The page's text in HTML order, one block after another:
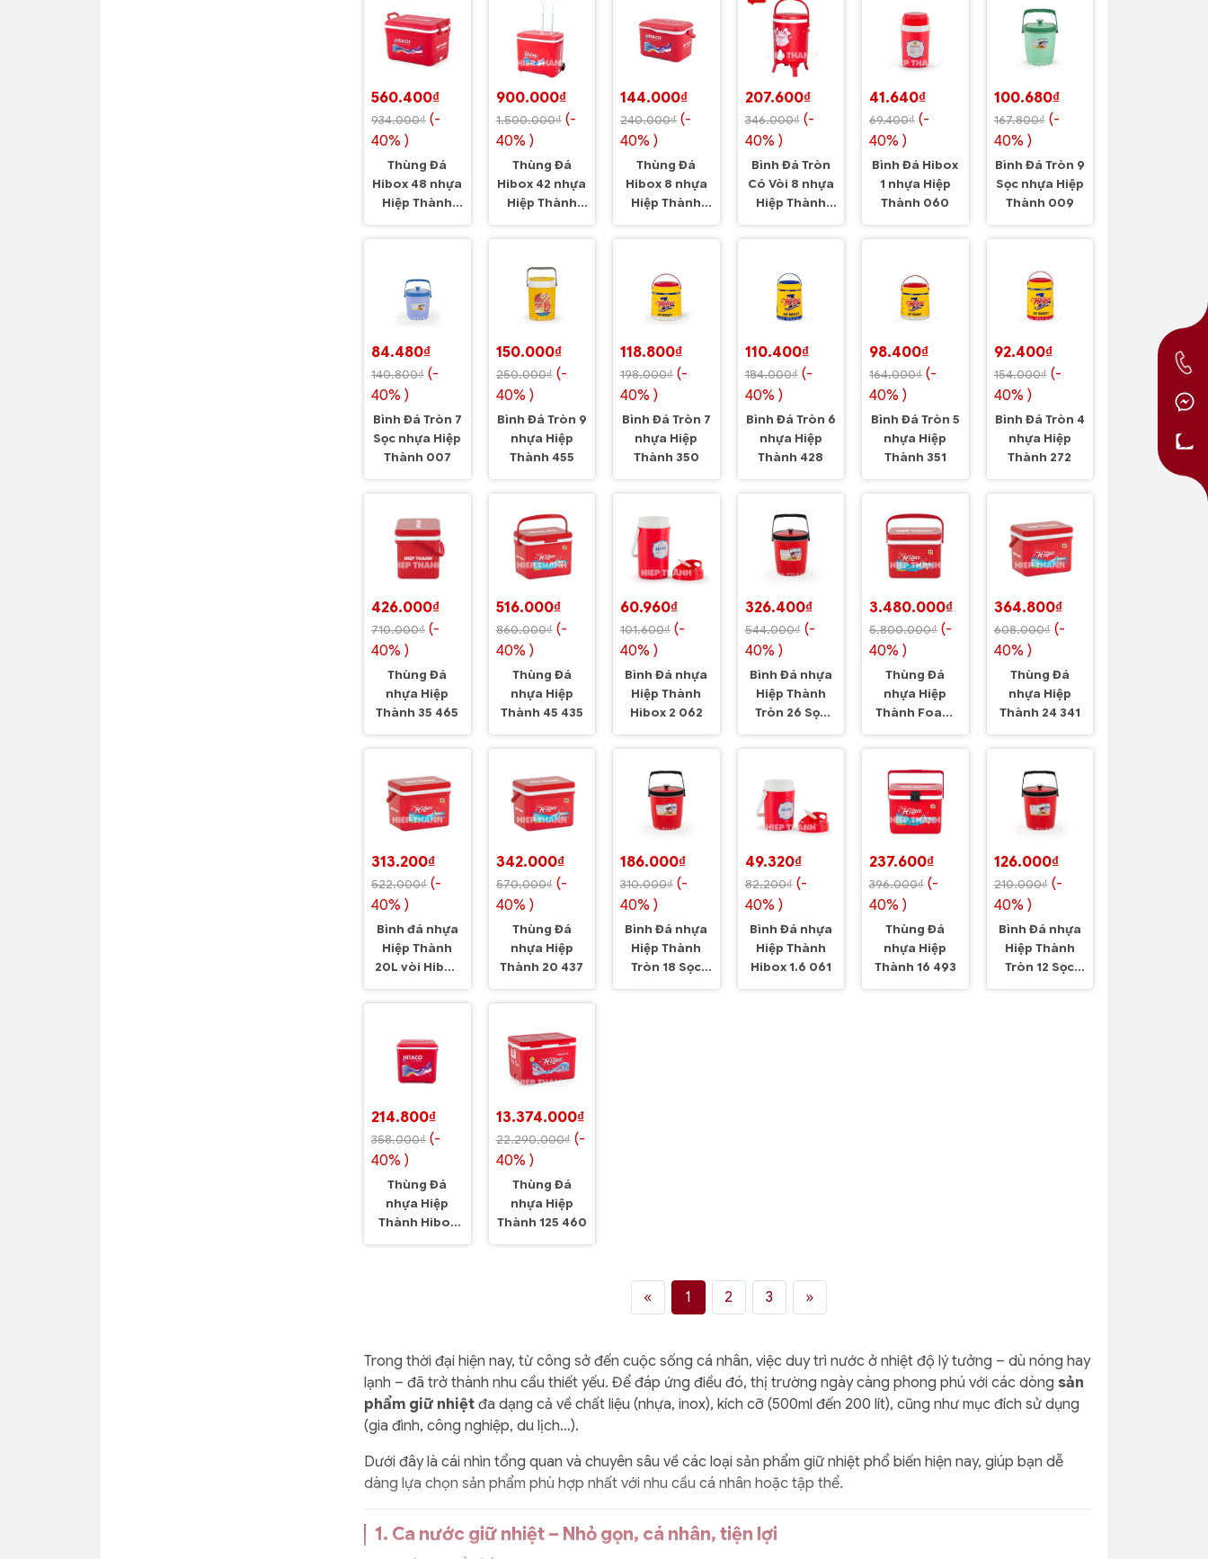
560.400₫
934.000₫ (-
40% )
Thùng Đá
Hibox 48 nhựa
Hiệp Thành
581
900.000₫
1.500.000₫ (-
40% )
Thùng Đá
Hibox 42 nhựa
Hiệp Thành
518
144.000₫
240.000₫ (-
40% )
Thùng Đá
Hibox 8 nhựa
Hiệp Thành
629
207.600₫
346.000₫ (-
40% )
Bình Đá Tròn
Có Vòi 8 nhựa
Hiệp Thành
650
41.640₫
69.400₫ (-
40% )
Bình Đá Hibox
1 nhựa Hiệp
Thành 060
100.680₫
167.800₫ (-
40% )
Bình Đá Tròn 9
Sọc nhựa Hiệp
Thành 009
84.480₫
140.800₫ (-
40% )
Bình Đá Tròn 7
Sọc nhựa Hiệp
Thành 007
150.000₫
250.000₫ (-
40% )
Bình Đá Tròn 9
nhựa Hiệp
Thành 455
118.800₫
198.000₫ (-
40% )
Bình Đá Tròn 7
nhựa Hiệp
Thành 350
110.400₫
184.000₫ (-
40% )
Bình Đá Tròn 6
nhựa Hiệp
Thành 428
98.400₫
164.000₫ (-
40% )
Bình Đá Tròn 5
nhựa Hiệp
Thành 351
92.400₫
154.000₫ (-
40% )
Bình Đá Tròn 4
nhựa Hiệp
Thành 272
426.000₫
710.000₫ (-
40% )
Thùng Đá
nhựa Hiệp
Thành 35 465
516.000₫
860.000₫ (-
40% )
Thùng Đá
nhựa Hiệp
Thành 45 435
60.960₫
101.600₫ (-
40% )
Bình Đá nhựa
Hiệp Thành
Hibox 2 062
326.400₫
544.000₫ (-
40% )
Bình Đá nhựa
Hiệp Thành
Tròn 26 Sọc
026
3.480.000₫
5.800.000₫ (-
40% )
Thùng Đá
nhựa Hiệp
Thành Foam
250 648
364.800₫
608.000₫ (-
40% )
Thùng Đá
nhựa Hiệp
Thành 24 341
313.200₫
522.000₫ (-
40% )
Bình đá nhựa
Hiệp Thành
20L vòi Hibox
H.Thành 547
342.000₫
570.000₫ (-
40% )
Thùng Đá
nhựa Hiệp
Thành 20 437
186.000₫
310.000₫ (-
40% )
Bình Đá nhựa
Hiệp Thành
Tròn 18 Sọc
018
49.320₫
82.200₫ (-
40% )
Bình Đá nhựa
Hiệp Thành
Hibox 1.6 061
237.600₫
396.000₫ (-
40% )
Thùng Đá
nhựa Hiệp
Thành 16 493
126.000₫
210.000₫ (-
40% )
Bình Đá nhựa
Hiệp Thành
Tròn 12 Sọc
012
214.800₫
358.000₫ (-
40% )
Thùng Đá
nhựa Hiệp
Thành Hibox
12 628
13.374.000₫
22.290.000₫ (-
40% )
Thùng Đá
nhựa Hiệp
Thành 125 460
« 1 2 3 »
Trong thời đại hiện nay, từ công sở đến cuộc sống cá nhân, việc duy trì nước ở nhiệt độ lý tưởng – dù nóng hay
lạnh – đã trở thành nhu cầu thiết yếu. Để đáp ứng điều đó, thị trường ngày càng phong phú với các dòng sản
phẩm giữ nhiệt đa dạng cả về chất liệu (nhựa, inox), kích cỡ (500ml đến 200 lít), cũng như mục đích sử dụng
(gia đình, công nghiệp, du lịch…).
Dưới đây là cái nhìn tổng quan và chuyên sâu về các loại sản phẩm giữ nhiệt phổ biến hiện nay, giúp bạn dễ
dàng lựa chọn sản phẩm phù hợp nhất với nhu cầu cá nhân hoặc tập thể.
1. Ca nước giữ nhiệt – Nhỏ gọn, cá nhân, tiện lợi